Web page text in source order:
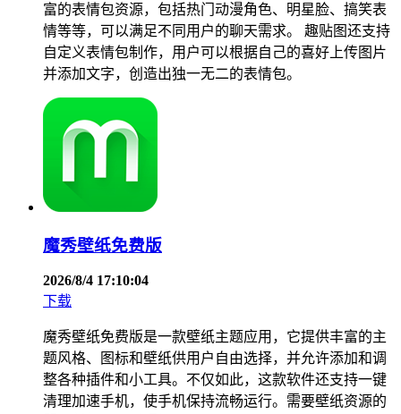
富的表情包资源，包括热门动漫角色、明星脸、搞笑表
情等等，可以满足不同用户的聊天需求。 趣贴图还支持
自定义表情包制作，用户可以根据自己的喜好上传图片
并添加文字，创造出独一无二的表情包。
魔秀壁纸免费版
2026/8/4 17:10:04
下载
魔秀壁纸免费版是一款壁纸主题应用，它提供丰富的主
题风格、图标和壁纸供用户自由选择，并允许添加和调
整各种插件和小工具。不仅如此，这款软件还支持一键
清理加速手机，使手机保持流畅运行。需要壁纸资源的